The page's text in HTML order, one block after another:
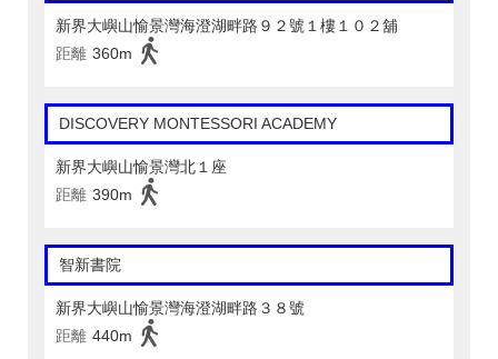
新界大嶼山愉景灣海澄湖畔路９２號１樓１０２舖
距離 360m
DISCOVERY MONTESSORI ACADEMY
新界大嶼山愉景灣北１座
距離 390m
智新書院
新界大嶼山愉景灣海澄湖畔路３８號
距離 440m